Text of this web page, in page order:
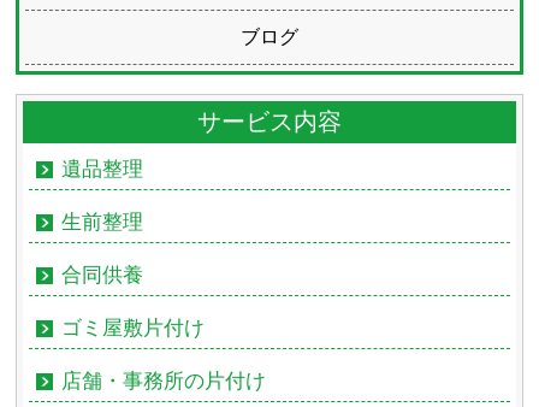
ブログ
サービス内容
遺品整理
生前整理
合同供養
ゴミ屋敷片付け
店舗・事務所の片付け